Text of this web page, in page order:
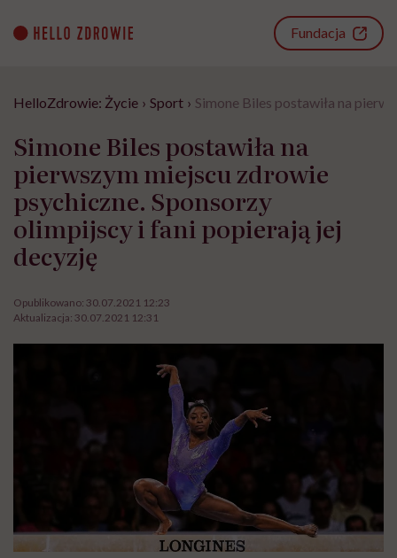
content
Fundacja
HelloZdrowie: Życie › Sport › Simone Biles postawiła na
Simone Biles postawiła na
pierwszym miejscu zdrowie
psychiczne. Sponsorzy
olimpijscy i fani popierają jej
decyzję
Opublikowano: 30.07.2021 12:23
Aktualizacja: 30.07.2021 12:31